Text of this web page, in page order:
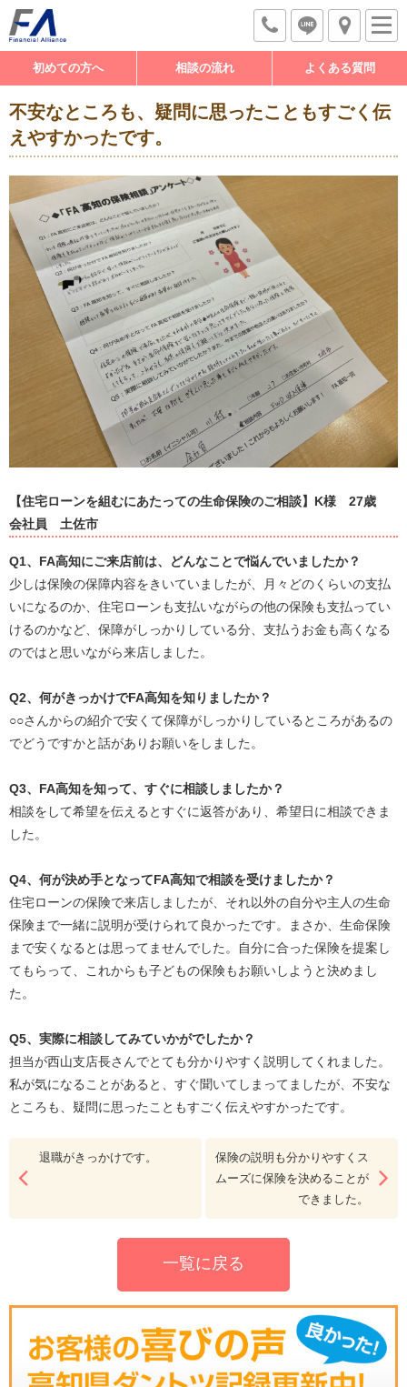
初めての方へ 相談の流れ よくある質問
不安なところも、疑問に思ったこともすごく伝
えやすかったです。
【住宅ローンを組むにあたっての生命保険のご相談】K様
27歳
会社員
土佐市
Q1、 FA高知にご来店前は、どんなことで悩んでいましたか？
少しは保険の保障内容をきいていましたが、月々どのくらいの支払
いになるのか、住宅ローンも支払いながらの他の保険も支払ってい
けるのかなど、保障がしっかりしている分、支払うお金も高くなる
のではと思いながら来店しました。
Q2、何がきっかけでFA高知を知りましたか？
○○さんからの紹介で安くて保障がしっかりしているところがあるの
でどうですかと話がありお願いをしました。
Q3、 FA高知を知って、すぐに相談しましたか？
相談をして希望を伝えるとすぐに返答があり、希望日に相談できま
した。
Q4、何が決め手となってFA高知で相談を受けましたか？
住宅ローンの保険で来店しましたが、それ以外の自分や主人の生命
保険まで一緒に説明が受けられて良かったです。まさか、生命保険
まで安くなるとは思ってませんでした。自分に合った保険を提案し
てもらって、これからも子どもの保険もお願いしようと決めまし
た。
Q5、実際に相談してみていかがでしたか？
担当が西山支店長さんでとても分かりやすく説明してくれました。
私が気になることがあると、すぐ聞いてしまってましたが、不安な
ところも、疑問に思ったこともすごく伝えやすかったです。
退職がきっかけです。
保険の説明も分かりやすくス
ムーズに保険を決めることが
できました。
一覧に戻る